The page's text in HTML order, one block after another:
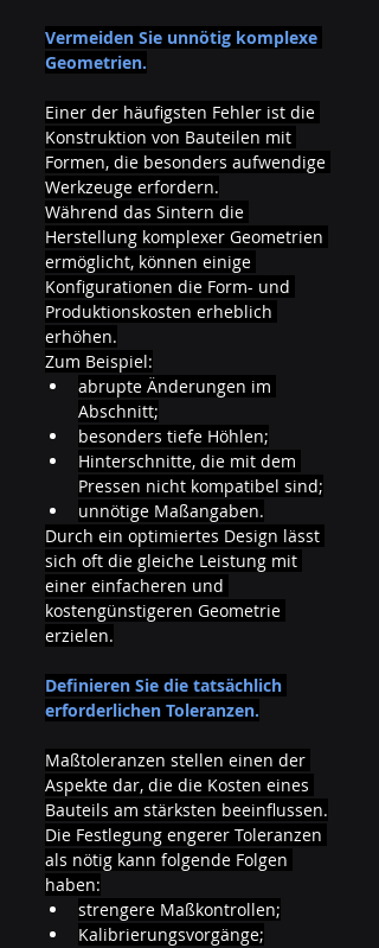
Vermeiden Sie unnötig komplexe
Geometrien.
Einer der häufigsten Fehler ist die
Konstruktion von Bauteilen mit
Formen, die besonders aufwendige
Werkzeuge erfordern.
Während das Sintern die
Herstellung komplexer Geometrien
ermöglicht, können einige
Konfigurationen die Form- und
Produktionskosten erheblich
erhöhen.
Zum Beispiel:
abrupte Änderungen im
Abschnitt;
besonders tiefe Höhlen;
Hinterschnitte, die mit dem
Pressen nicht kompatibel sind;
unnötige Maßangaben.
Durch ein optimiertes Design lässt
sich oft die gleiche Leistung mit
einer einfacheren und
kostengünstigeren Geometrie
erzielen.
Definieren Sie die tatsächlich
erforderlichen Toleranzen.
Maßtoleranzen stellen einen der
Aspekte dar, die die Kosten eines
Bauteils am stärksten beeinflussen.
Die Festlegung engerer Toleranzen
als nötig kann folgende Folgen
haben:
strengere Maßkontrollen;
Kalibrierungsvorgänge;